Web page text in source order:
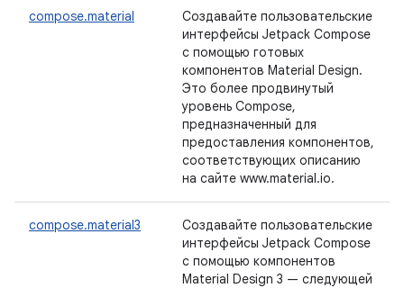
compose.material
Создавайте пользовательские
интерфейсы Jetpack Compose
с помощью готовых
компонентов Material Design.
Это более продвинутый
уровень Compose,
предназначенный для
предоставления компонентов,
соответствующих описанию
на сайте www.material.io.
compose.material3
Создавайте пользовательские
интерфейсы Jetpack Compose
с помощью компонентов
Material Design 3 — следующей